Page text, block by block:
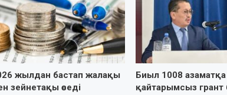
жылдан бастап жалақы
зейнетақы өседі
Биыл 1008 азаматқа
қайтарымсыз грант